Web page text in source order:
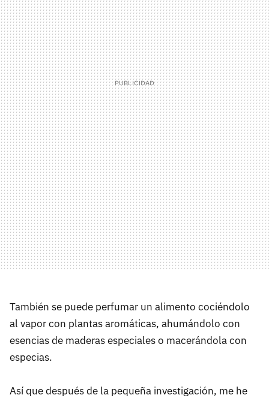
También se puede perfumar un alimento cociéndolo
al vapor con plantas aromáticas, ahumándolo con
esencias de maderas especiales o macerándola con
especias.
Así que después de la pequeña investigación, me he